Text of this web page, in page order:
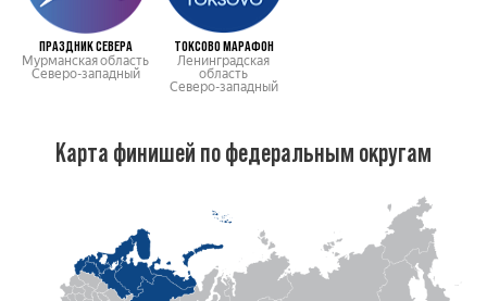
ПРАЗДНИК СЕВЕРА
Мурманская область
Северо-западный
ТОКСОВО МАРАФОН
Ленинградская
область
Северо-западный
Карта финишей по федеральным округам